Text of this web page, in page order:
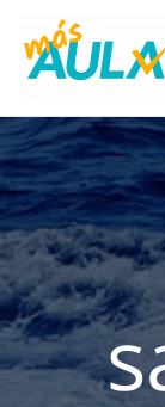
contenido